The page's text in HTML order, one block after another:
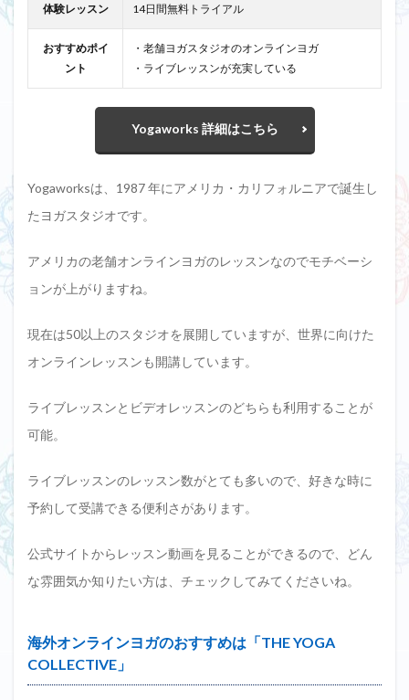
体験レッスン 14日間無料トライアル
おすすめポイ
ント
・老舗ヨガスタジオのオンラインヨガ
・ライブレッスンが充実している
Yogaworks 詳細はこちら
Yogaworksは、1987 年にアメリカ・カリフォルニアで誕生し
たヨガスタジオです。
アメリカの老舗オンラインヨガのレッスンなのでモチベーシ
ョンが上がりますね。
現在は50以上のスタジオを展開していますが、世界に向けた
オンラインレッスンも開講しています。
ライブレッスンとビデオレッスンのどちらも利用することが
可能。
ライブレッスンのレッスン数がとても多いので、好きな時に
予約して受講できる便利さがあります。
公式サイトからレッスン動画を見ることができるので、どん
な雰囲気か知りたい方は、チェックしてみてくださいね。
海外オンラインヨガのおすすめは「THE YOGA
COLLECTIVE」